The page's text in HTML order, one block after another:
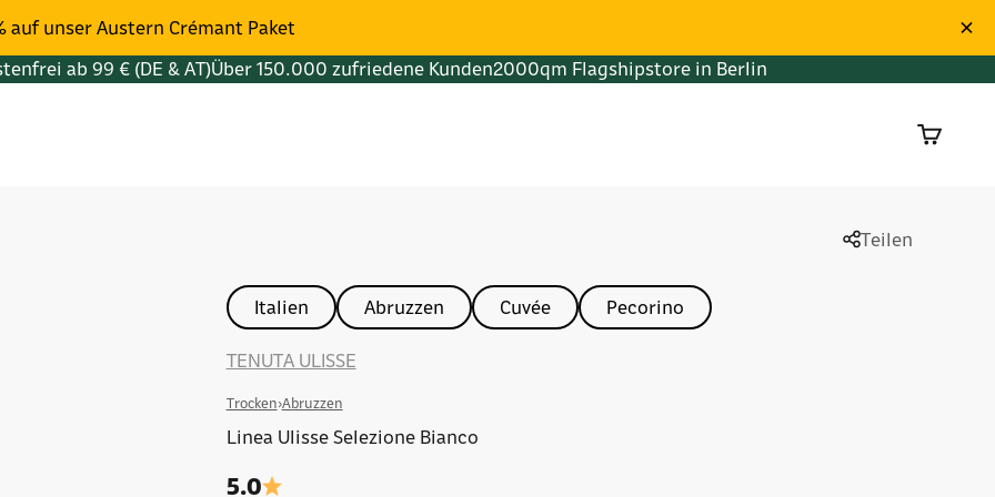
auf unser Austern Crémant Paket
ab 99 € (DE & AT)Über 150.000 zufriedene Kunden2000qm Flagshipstore in Berlin
Teilen
Italien Abruzzen Cuvée Pecorino
TENUTA ULISSE
Trocken›Abruzzen
Linea Ulisse Selezione Bianco
5.0